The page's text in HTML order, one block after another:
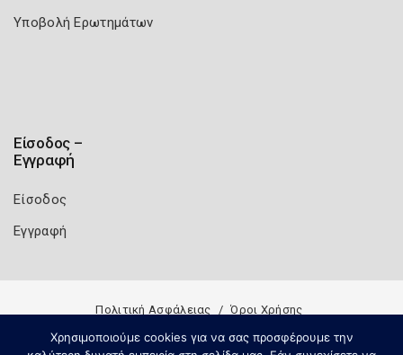
Υποβολή Ερωτημάτων
Είσοδος –
Εγγραφή
Είσοδος
Εγγραφή
Πολιτική Ασφάλειας Όροι Χρήσης
Χρησιμοποιούμε cookies για να σας προσφέρουμε την
Copyright 2026 Knowledge A.E.